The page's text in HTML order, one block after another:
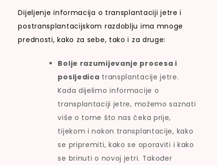
Dijeljenje informacija o transplantaciji jetre i
postransplantacijskom razdoblju ima mnoge
prednosti, kako za sebe, tako i za druge:
Bolje razumijevanje procesa i
posljedica transplantacije jetre.
Kada dijelimo informacije o
transplantaciji jetre, možemo saznati
više o tome što nas čeka prije,
tijekom i nakon transplantacije, kako
se pripremiti, kako se oporaviti i kako
se brinuti o novoj jetri. Također